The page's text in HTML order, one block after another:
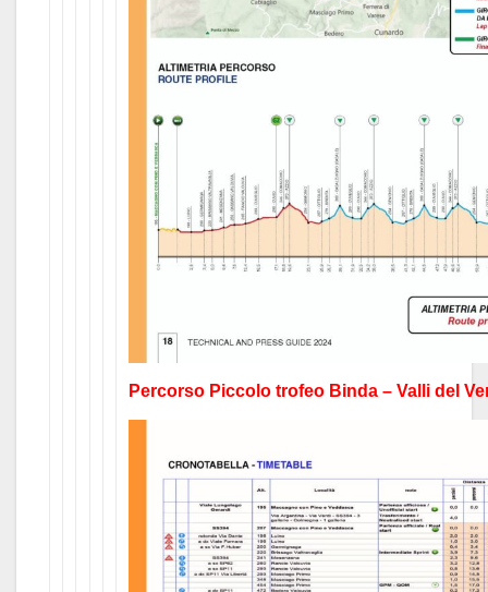
Percorso Piccolo trofeo Binda – Valli del